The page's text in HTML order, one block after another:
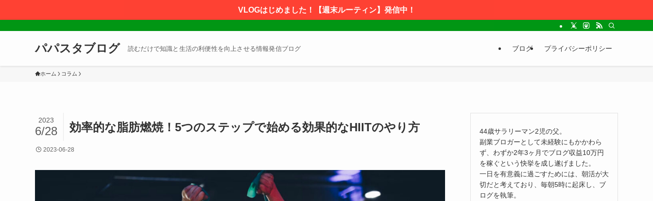
VLOGはじめました！【週末ルーティン】発信中！
パパスタブログ 読むだけで知識と生活の利便性を向上させる情報発信ブログ ブログ プライバシーポリシー
ホーム コラム
効率的な脂肪燃焼！5つのステップで始める効果的なHIITのやり方
2023
6/28
2023-06-28
44歳サラリーマン2児の父。
副業ブロガーとして未経験にもかかわら
ず、わずか2年3ヶ月でブログ収益10万円
を稼ぐという快挙を成し遂げました。
一日を有意義に過ごすためには、朝活が大
切だと考えており、毎朝5時に起床し、ブ
ログを執筆。